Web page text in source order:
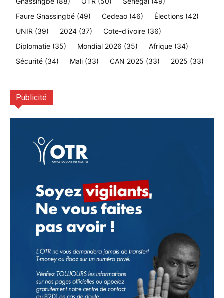
Faure Gnassingbé (49) Cedeao (46) Élections (42)
UNIR (39) 2024 (37) Cote-d'ivoire (36)
Diplomatie (35) Mondial 2026 (35) Afrique (34)
Sécurité (34) Mali (33) CAN 2025 (33) 2025 (33)
Publicité